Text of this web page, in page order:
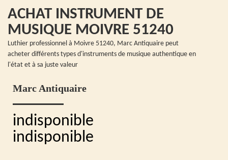
ACHAT INSTRUMENT DE
MUSIQUE MOIVRE 51240
Luthier professionnel à Moivre 51240, Marc Antiquaire peut
acheter différents types d'instruments de musique authentique en
l'état et à sa juste valeur
Marc Antiquaire
indisponible
indisponible